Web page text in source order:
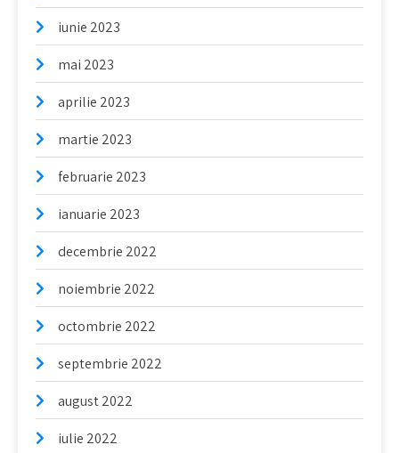
iunie 2023
mai 2023
aprilie 2023
martie 2023
februarie 2023
ianuarie 2023
decembrie 2022
noiembrie 2022
octombrie 2022
septembrie 2022
august 2022
iulie 2022